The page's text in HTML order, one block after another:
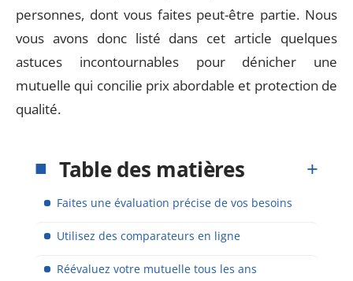
personnes, dont vous faites peut-être partie. Nous
vous avons donc listé dans cet article quelques
astuces incontournables pour dénicher une
mutuelle qui concilie prix abordable et protection de
qualité.
Table des matières
Faites une évaluation précise de vos besoins
Utilisez des comparateurs en ligne
Réévaluez votre mutuelle tous les ans